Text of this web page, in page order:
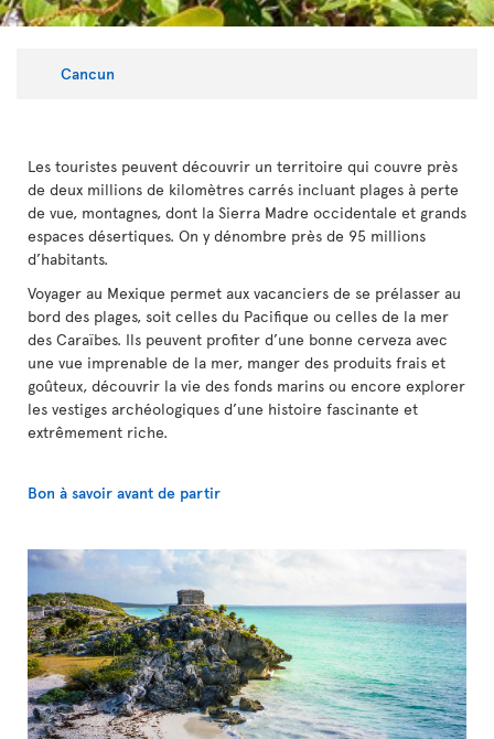
Cancun
Les touristes peuvent découvrir un territoire qui couvre près
de deux millions de kilomètres carrés incluant plages à perte
de vue, montagnes, dont la Sierra Madre occidentale et grands
espaces désertiques. On y dénombre près de 95 millions
d’habitants.
Voyager au Mexique permet aux vacanciers de se prélasser au
bord des plages, soit celles du Pacifique ou celles de la mer
des Caraïbes. Ils peuvent profiter d’une bonne cerveza avec
une vue imprenable de la mer, manger des produits frais et
goûteux, découvrir la vie des fonds marins ou encore explorer
les vestiges archéologiques d’une histoire fascinante et
extrêmement riche.
Bon à savoir avant de partir